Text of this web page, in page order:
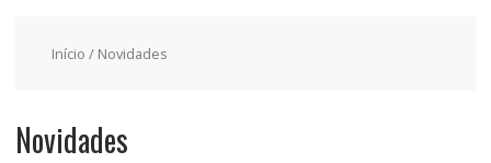
Início / Novidades
Novidades